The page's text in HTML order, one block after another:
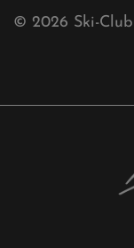
Free-Willis
Ski-